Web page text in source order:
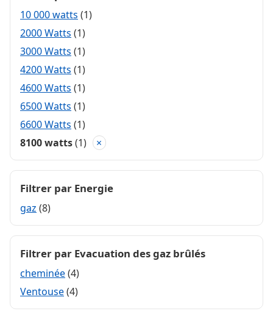
10 000 watts (1)
2000 Watts (1)
3000 Watts (1)
4200 Watts (1)
4600 Watts (1)
6500 Watts (1)
6600 Watts (1)
8100 watts(1) ×
Filtrer par Energie
gaz (8)
Filtrer par Evacuation des gaz brûlés
cheminée(4)
Ventouse(4)